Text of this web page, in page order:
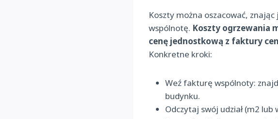
Koszty można oszacować,
wspólnotę. Koszty ogrzewania
cenę jednostkową z faktury
Konkretne kroki:
Weź fakturę wspólnoty:
budynku.
Odczytaj swój udział (m2